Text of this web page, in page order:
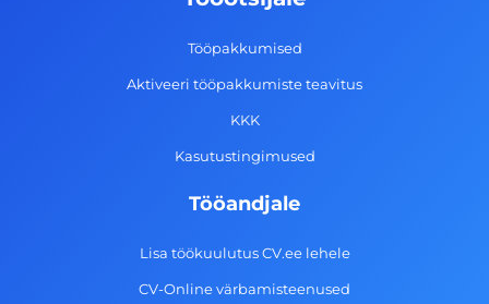
-
a
m
n
Tööpakkumised
Aktiveeri tööpakkumiste teavitus
KKK
Kasutustingimused
Tööandjale
Lisa töökuulutus CV.ee lehele
CV-Online värbamisteenused